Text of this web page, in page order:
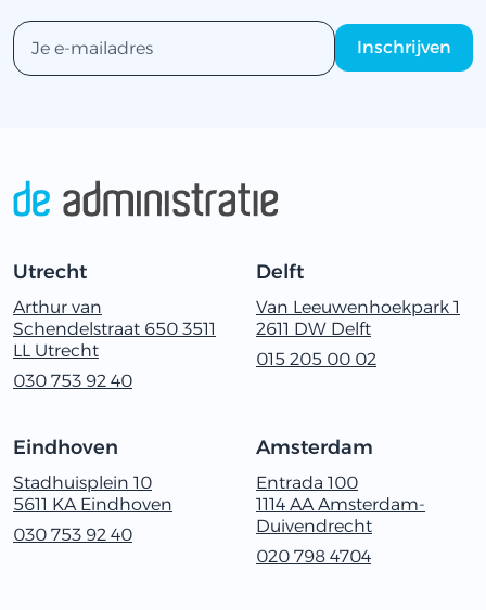
Utrecht
Arthur van
Schendelstraat 650 3511
LL Utrecht
030‭ ‬753‭ ‬92‭ ‬40
Delft
Van Leeuwenhoekpark 1
2611 ‬DW Delft
015 205 00 02
Eindhoven
Stadhuisplein 10
5611 KA Eindhoven
030‭ ‬753‭ ‬92‭ ‬40
Amsterdam
Entrada 100
1114 AA Amsterdam-
Duivendrecht
020 798 4704